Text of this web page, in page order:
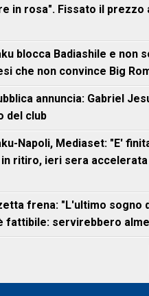
in rosa". Fissato il prezzo
blocca Badiashile e non
che non convince Big
annuncia: Gabriel
del club
Napoli, Mediaset: "E'
ritiro, ieri sera
frena: "L'ultimo sogno
fattibile: servirebbero